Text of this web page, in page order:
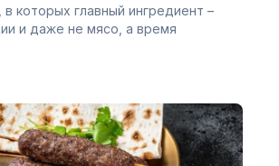
которых главный ингредиент –
и даже не мясо, а время